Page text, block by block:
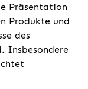
Präsentation
Produkte und
des
Insbesondere